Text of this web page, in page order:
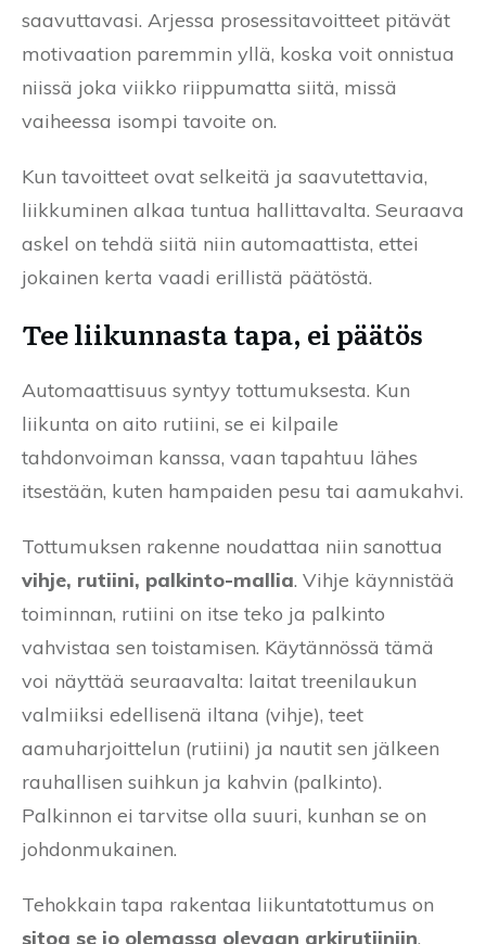
saavuttavasi. Arjessa prosessitavoitteet pitävät
motivaation paremmin yllä, koska voit onnistua
niissä joka viikko riippumatta siitä, missä
vaiheessa isompi tavoite on.
Kun tavoitteet ovat selkeitä ja saavutettavia,
liikkuminen alkaa tuntua hallittavalta. Seuraava
askel on tehdä siitä niin automaattista, ettei
jokainen kerta vaadi erillistä päätöstä.
Tee liikunnasta tapa, ei päätös
Automaattisuus syntyy tottumuksesta. Kun
liikunta on aito rutiini, se ei kilpaile
tahdonvoiman kanssa, vaan tapahtuu lähes
itsestään, kuten hampaiden pesu tai aamukahvi.
Tottumuksen rakenne noudattaa niin sanottua
vihje, rutiini, palkinto-mallia. Vihje käynnistää
toiminnan, rutiini on itse teko ja palkinto
vahvistaa sen toistamisen. Käytännössä tämä
voi näyttää seuraavalta: laitat treenilaukun
valmiiksi edellisenä iltana (vihje), teet
aamuharjoittelun (rutiini) ja nautit sen jälkeen
rauhallisen suihkun ja kahvin (palkinto).
Palkinnon ei tarvitse olla suuri, kunhan se on
johdonmukainen.
Tehokkain tapa rakentaa liikuntatottumus on
sitoa se jo olemassa olevaan arkirutiiniin.